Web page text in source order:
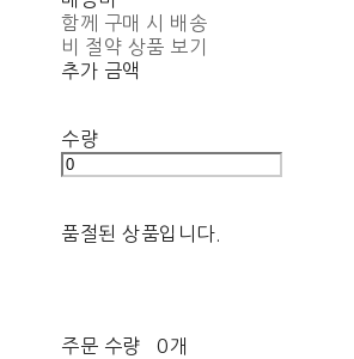
함께 구매 시 배송
비 절약 상품 보기
추가 금액
수량
품절된 상품입니다.
주문 수량
0개